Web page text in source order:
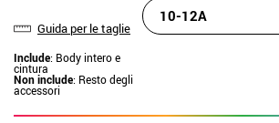
Guida per le taglie
Include: Body intero e
cintura
Non include: Resto degli
accessori
10-12A